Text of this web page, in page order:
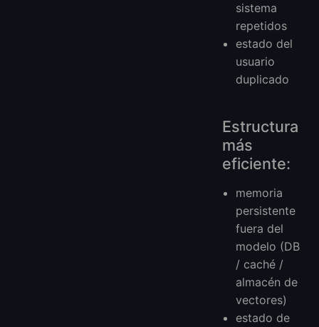
sistema
repetidos
estado del
usuario
duplicado
Estructura
más
eficiente:
memoria
persistente
fuera del
modelo (DB
/ caché /
almacén de
vectores)
estado de